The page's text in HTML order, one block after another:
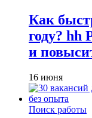
Как
году? hh
и
16 июня
Поиск работы